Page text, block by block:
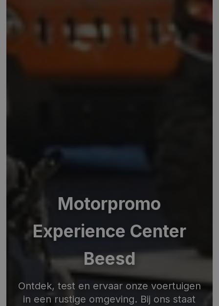
Motorpromo
Experience Center
Beesd
Ontdek, test en ervaar onze voertuigen
in een rustige omgeving. Bij ons staat